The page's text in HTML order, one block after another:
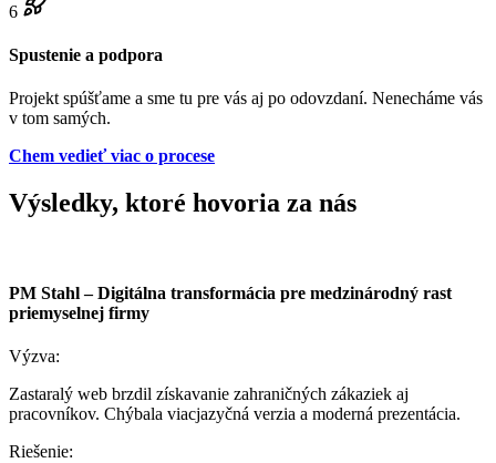
6
Spustenie a podpora
Projekt spúšťame a sme tu pre vás aj po odovzdaní. Nenecháme vás
v tom samých.
Chem vedieť viac o procese
Výsledky, ktoré hovoria za nás
PM Stahl – Digitálna transformácia pre medzinárodný rast
priemyselnej firmy
Výzva:
Zastaralý web brzdil získavanie zahraničných zákaziek aj
pracovníkov. Chýbala viacjazyčná verzia a moderná prezentácia.
Riešenie: